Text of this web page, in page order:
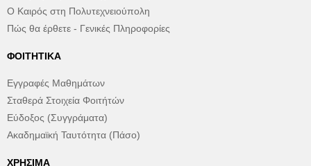
Ο Καιρός στη Πολυτεχνειούπολη
Πώς θα έρθετε - Γενικές Πληροφορίες
ΦΟΙΤΗΤΙΚΆ
Εγγραφές Μαθημάτων
Σταθερά Στοιχεία Φοιτήτών
Εύδοξος (Συγγράματα)
Ακαδημαϊκή Ταυτότητα (Πάσο)
ΧΡΉΣΙΜΑ